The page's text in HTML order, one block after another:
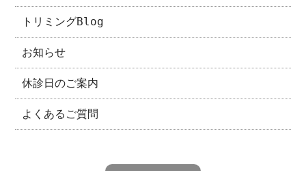
トリミングBlog
お知らせ
休診日のご案内
よくあるご質問